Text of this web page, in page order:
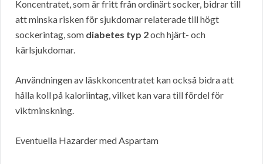
Koncentratet, som är fritt från ordinärt socker, bidrar till
att minska risken för sjukdomar relaterade till högt
sockerintag, som diabetes typ 2och hjärt- och
kärlsjukdomar.
Användningen av läskkoncentratet kan också bidra att
hålla koll på kaloriintag, vilket kan vara till fördel för
viktminskning.
Eventuella Hazarder med Aspartam